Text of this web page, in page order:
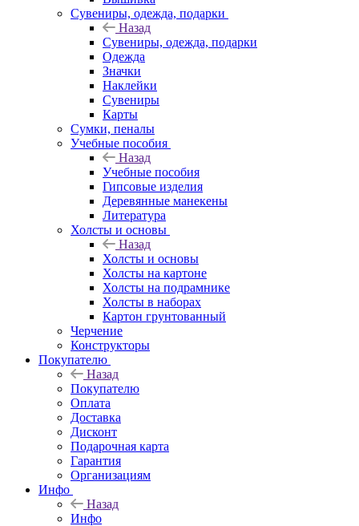
Сувениры, одежда, подарки
Назад
Сувениры, одежда, подарки
Одежда
Значки
Наклейки
Сувениры
Карты
Сумки, пеналы
Учебные пособия
Назад
Учебные пособия
Гипсовые изделия
Деревянные манекены
Литература
Холсты и основы
Назад
Холсты и основы
Холсты на картоне
Холсты на подрамнике
Холсты в наборах
Картон грунтованный
Черчение
Конструкторы
Покупателю
Назад
Покупателю
Оплата
Доставка
Дисконт
Подарочная карта
Гарантия
Организациям
Инфо
Назад
Инфо